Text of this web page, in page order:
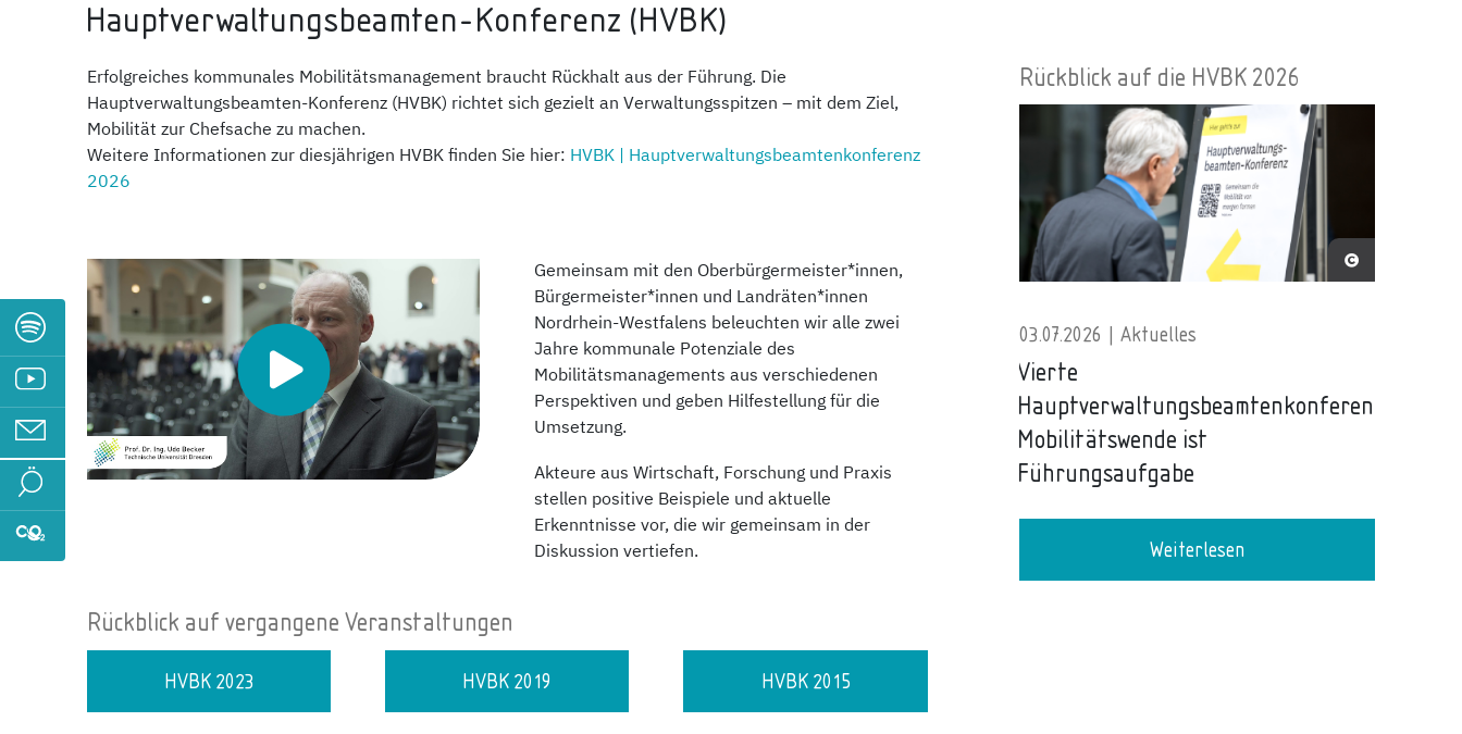
Hauptverwaltungsbeamten-Konferenz (HVBK)
Erfolgreiches kommunales Mobilitätsmanagement braucht Rückhalt aus der Führung. Die
Hauptverwaltungsbeamten-Konferenz (HVBK) richtet sich gezielt an Verwaltungsspitzen – mit dem Ziel,
Mobilität zur Chefsache zu machen.
Weitere Informationen zur diesjährigen HVBK finden Sie hier: HVBK | Hauptverwaltungsbeamtenkonferenz
2026
Gemeinsam mit den Oberbürgermeister*innen,
Bürgermeister*innen und Landräten*innen
Nordrhein-Westfalens beleuchten wir alle zwei
Jahre kommunale Potenziale des
Mobilitätsmanagements aus verschiedenen
Perspektiven und geben Hilfestellung für die
Umsetzung.
Akteure aus Wirtschaft, Forschung und Praxis
stellen positive Beispiele und aktuelle
Erkenntnisse vor, die wir gemeinsam in der
Diskussion vertiefen.
Rückblick auf vergangene Veranstaltungen
HVBK 2023 HVBK 2019 HVBK 2015
Rückblick auf die HVBK 2026
03.07.2026 | Aktuelles
Vierte
Hauptverwaltungsbeamtenkonferenz:
Mobilitätswende ist
Führungsaufgabe
Weiterlesen